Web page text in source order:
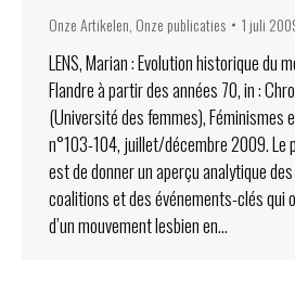
Onze Artikelen Onze publicaties 1 juli
LENS, Marian : Evolution historique du
Flandre à partir des années 70, in :
(Université des femmes), Féminismes
n°103-104, juillet/décembre 2009. Le
est de donner un aperçu analytique
coalitions et des événements-clés qui
d’un mouvement lesbien en…